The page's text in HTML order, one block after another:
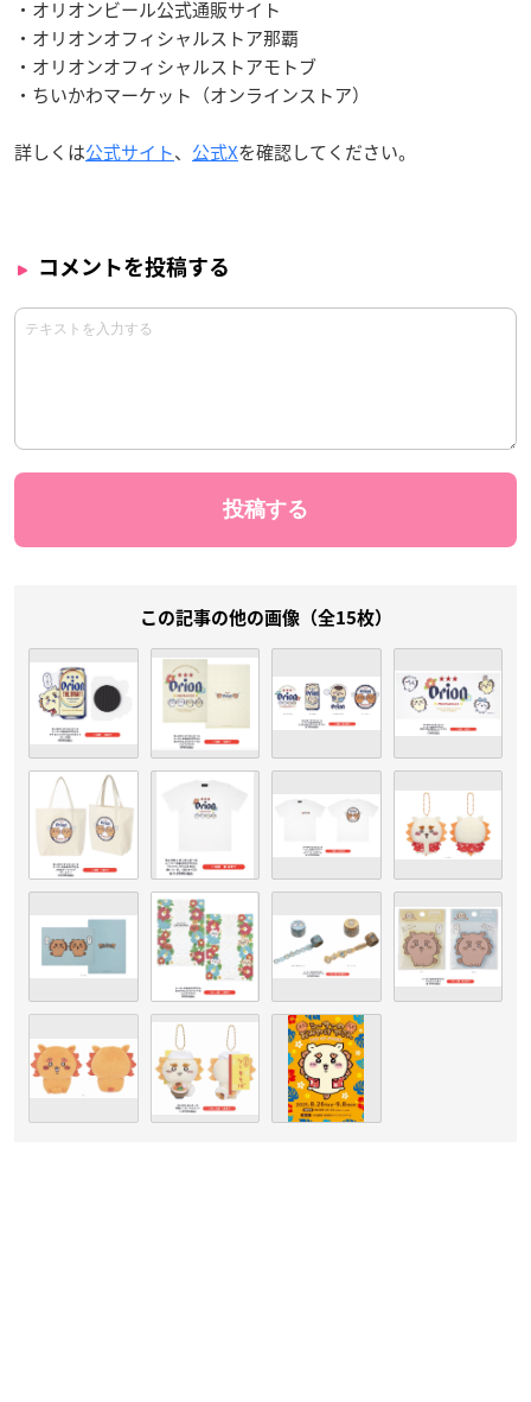
・オリオンビール公式通販サイト
・オリオンオフィシャルストア那覇
・オリオンオフィシャルストアモトブ
・ちいかわマーケット（オンラインストア）
詳しくは公式サイト、 公式Xを確認してください。
コメントを投稿する
この記事の他の画像（全15枚）